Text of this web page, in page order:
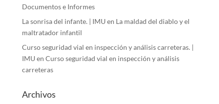
Documentos e Informes
La sonrisa del infante. | IMU en La maldad del diablo y el
maltratador infantil
Curso seguridad vial en inspección y análisis carreteras. |
IMU en Curso seguridad vial en inspección y análisis
carreteras
Archivos